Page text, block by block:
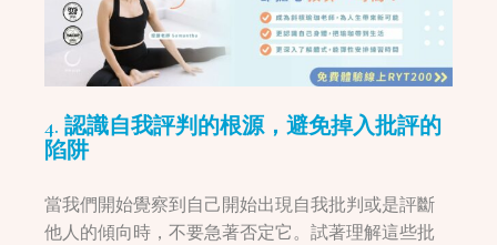
4. 認識自我評判的根源，避免掉入批評的
陷阱
當我們開始覺察到自己開始出現自我批判或是評斷
他人的傾向時，不要急著否定它。試著理解這些批